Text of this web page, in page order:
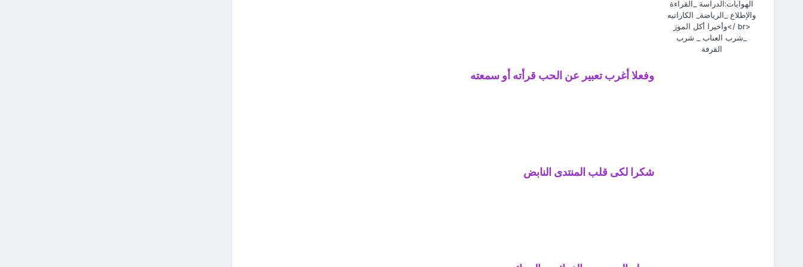
الهوايات:الدراسة _القراءة
والإطلاع _الرياضة_ الكاراتيه
<br />وأخيرا أكل الموز
_شرب العناب _ شرب
القرفة
وفعلا أغرب تعبير عن الحب قرأته أو سمعته
شكرا لكى قلب المنتدى النابض